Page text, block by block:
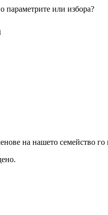
параметрите или избора?
на нашето семейство